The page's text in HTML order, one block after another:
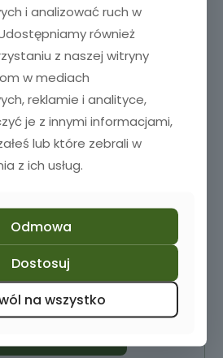
35,00zł
i analizować ruch w
również
z naszej witryny
w mediach
reklamie i analityce,
je z innymi informacjami,
lub które zebrali w
z ich usług.
Odmowa
Dostosuj
na wszystko